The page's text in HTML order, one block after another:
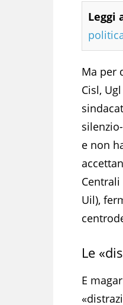
Leggi
Ma per
Cisl,
e non
Uil),
Le
E